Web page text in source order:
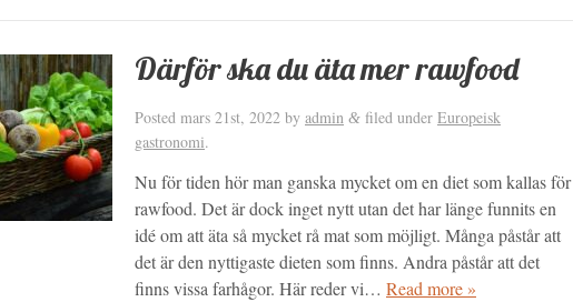
Därför ska du äta mer rawfood
Posted mars 21st, 2022 by admin & filed under Europeisk
gastronomi.
Nu för tiden hör man ganska mycket om en diet som kallas för
rawfood. Det är dock inget nytt utan det har länge funnits en
idé om att äta så mycket rå mat som möjligt. Många påstår att
det är den nyttigaste dieten som finns. Andra påstår att det
finns vissa farhågor. Här reder vi… Read more »